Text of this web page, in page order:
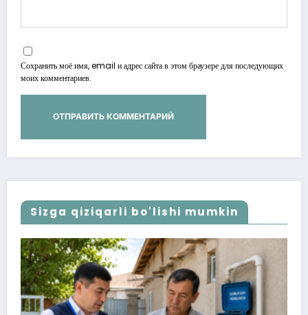
Сохранить моё имя, email и адрес сайта в этом браузере для последующих
моих комментариев.
Sizga qiziqarli bo'lishi mumkin